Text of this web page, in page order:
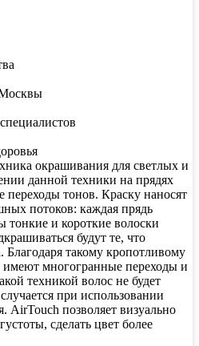
окрашивания для светлых и
данной техники на прядях
переходы тонов. Краску наносят
потоков: каждая прядь
тонкие и короткие волоски
будут те, что
Благодаря такому кропотливому
многогранные переходы и
техникой волос не будет
при использовании
AirTouch позволяет визуально
сделать цвет более